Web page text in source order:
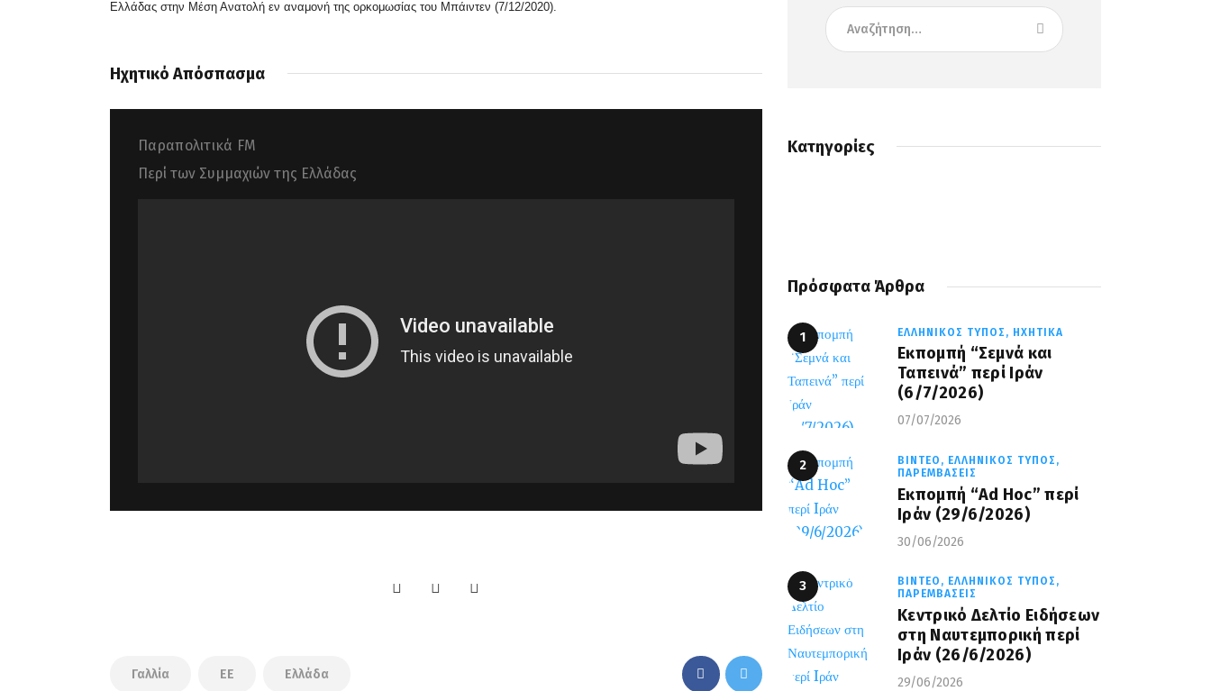
Ελλάδας στην Μέση Ανατολή εν αναμονή της ορκομωσίας του Μπάιντεν (7/12/2020).
Ηχητικό Απόσπασμα
Παραπολιτικά FM
Περί των Συμμαχιών της Ελλάδας
Γαλλία ΕΕ Ελλάδα
Κατηγορίες
Πρόσφατα Άρθρα
ΕΛΛΗΝΙΚΌΣ ΤΎΠΟΣ, ΗΧΗΤΙΚΆ
Εκπομπή “Σεμνά και
Ταπεινά” περί Ιράν
(6/7/2026)
07/07/2026
ΒΊΝΤΕΟ, ΕΛΛΗΝΙΚΌΣ ΤΎΠΟΣ,
ΠΑΡΕΜΒΆΣΕΙΣ
Εκπομπή “Ad Hoc” περί
Iράν (29/6/2026)
30/06/2026
ΒΊΝΤΕΟ, ΕΛΛΗΝΙΚΌΣ ΤΎΠΟΣ,
ΠΑΡΕΜΒΆΣΕΙΣ
Κεντρικό Δελτίο Ειδήσεων
στη Ναυτεμπορική περί
Iράν (26/6/2026)
29/06/2026